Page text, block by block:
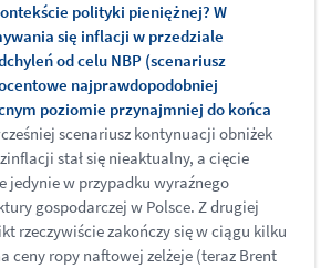
polityki pieniężnej? W
się inflacji w przedziale
od celu NBP (scenariusz
najprawdopodobniej
poziomie przynajmniej do końca
scenariusz kontynuacji obniżek
stał się nieaktualny, a cięcie
jedynie w przypadku wyraźnego
gospodarczej w Polsce. Z drugiej
rzeczywiście zakończy się w ciągu kilku
ceny ropy naftowej zelżeje (teraz Brent